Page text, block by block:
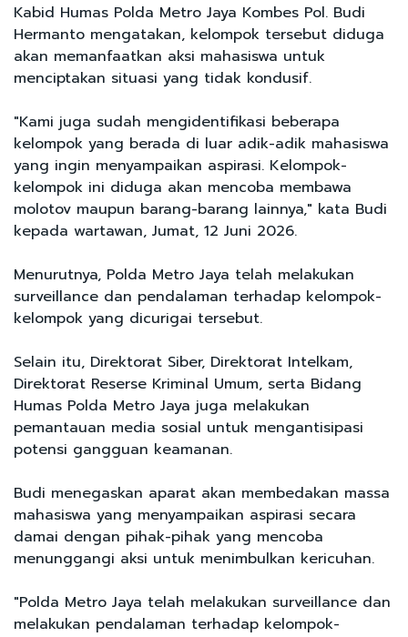
Kabid Humas Polda Metro Jaya Kombes Pol. Budi
Hermanto mengatakan, kelompok tersebut diduga
akan memanfaatkan aksi mahasiswa untuk
menciptakan situasi yang tidak kondusif.
"Kami juga sudah mengidentifikasi beberapa
kelompok yang berada di luar adik-adik mahasiswa
yang ingin menyampaikan aspirasi. Kelompok-
kelompok ini diduga akan mencoba membawa
molotov maupun barang-barang lainnya," kata Budi
kepada wartawan, Jumat, 12 Juni 2026.
Menurutnya, Polda Metro Jaya telah melakukan
surveillance dan pendalaman terhadap kelompok-
kelompok yang dicurigai tersebut.
Selain itu, Direktorat Siber, Direktorat Intelkam,
Direktorat Reserse Kriminal Umum, serta Bidang
Humas Polda Metro Jaya juga melakukan
pemantauan media sosial untuk mengantisipasi
potensi gangguan keamanan.
Budi menegaskan aparat akan membedakan massa
mahasiswa yang menyampaikan aspirasi secara
damai dengan pihak-pihak yang mencoba
menunggangi aksi untuk menimbulkan kericuhan.
"Polda Metro Jaya telah melakukan surveillance dan
melakukan pendalaman terhadap kelompok-